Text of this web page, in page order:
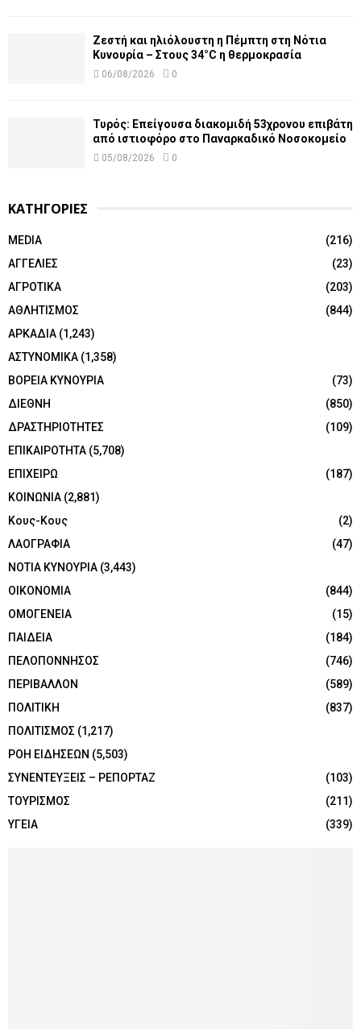
Ζεστή και ηλιόλουστη η Πέμπτη στη Νότια
Κυνουρία – Στους 34°C η θερμοκρασία
06/08/2026 0
Τυρός: Επείγουσα διακομιδή 53χρονου επιβάτη
από ιστιοφόρο στο Παναρκαδικό Νοσοκομείο
05/08/2026 0
ΚΑΤΗΓΟΡΙΕΣ
MEDIA
(216)
ΑΓΓΕΛΙΕΣ
(23)
ΑΓΡΟΤΙΚΑ
(203)
ΑΘΛΗΤΙΣΜΟΣ
(844)
ΑΡΚΑΔΙΑ (1,243)
ΑΣΤΥΝΟΜΙΚΑ (1,358)
ΒΟΡΕΙΑ ΚΥΝΟΥΡΙΑ
(73)
ΔΙΕΘΝΗ
(850)
ΔΡΑΣΤΗΡΙΟΤΗΤΕΣ
(109)
ΕΠΙΚΑΙΡΟΤΗΤΑ (5,708)
ΕΠΙΧΕΙΡΩ
(187)
ΚΟΙΝΩΝΙΑ (2,881)
Κους-Κους
(2)
ΛΑΟΓΡΑΦΙΑ
(47)
ΝΟΤΙΑ ΚΥΝΟΥΡΙΑ (3,443)
ΟΙΚΟΝΟΜΙΑ
(844)
ΟΜΟΓΕΝΕΙΑ
(15)
ΠΑΙΔΕΙΑ
(184)
ΠΕΛΟΠΟΝΝΗΣΟΣ
(746)
ΠΕΡΙΒΑΛΛΟΝ
(589)
ΠΟΛΙΤΙΚΗ
(837)
ΠΟΛΙΤΙΣΜΟΣ (1,217)
ΡΟΗ ΕΙΔΗΣΕΩΝ (5,503)
ΣΥΝΕΝΤΕΥΞΕΙΣ – ΡΕΠΟΡΤΑΖ
(103)
ΤΟΥΡΙΣΜΟΣ
(211)
ΥΓΕΙΑ
(339)